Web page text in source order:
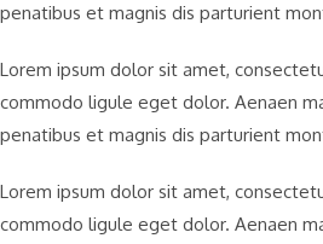
penatibus et magnis dis parturient
Lorem ipsum dolor sit amet,
commodo ligule eget dolor. Aenaen
penatibus et magnis dis parturient
Lorem ipsum dolor sit amet,
commodo ligule eget dolor. Aenaen